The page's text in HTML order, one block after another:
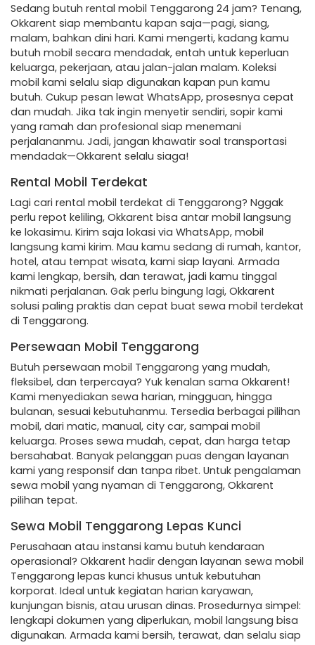
Sedang butuh rental mobil Tenggarong 24 jam? Tenang,
Okkarent siap membantu kapan saja—pagi, siang,
malam, bahkan dini hari. Kami mengerti, kadang kamu
butuh mobil secara mendadak, entah untuk keperluan
keluarga, pekerjaan, atau jalan-jalan malam. Koleksi
mobil kami selalu siap digunakan kapan pun kamu
butuh. Cukup pesan lewat WhatsApp, prosesnya cepat
dan mudah. Jika tak ingin menyetir sendiri, sopir kami
yang ramah dan profesional siap menemani
perjalananmu. Jadi, jangan khawatir soal transportasi
mendadak—Okkarent selalu siaga!
Rental Mobil Terdekat
Lagi cari rental mobil terdekat di Tenggarong? Nggak
perlu repot keliling, Okkarent bisa antar mobil langsung
ke lokasimu. Kirim saja lokasi via WhatsApp, mobil
langsung kami kirim. Mau kamu sedang di rumah, kantor,
hotel, atau tempat wisata, kami siap layani. Armada
kami lengkap, bersih, dan terawat, jadi kamu tinggal
nikmati perjalanan. Gak perlu bingung lagi, Okkarent
solusi paling praktis dan cepat buat sewa mobil terdekat
di Tenggarong.
Persewaan Mobil Tenggarong
Butuh persewaan mobil Tenggarong yang mudah,
fleksibel, dan terpercaya? Yuk kenalan sama Okkarent!
Kami menyediakan sewa harian, mingguan, hingga
bulanan, sesuai kebutuhanmu. Tersedia berbagai pilihan
mobil, dari matic, manual, city car, sampai mobil
keluarga. Proses sewa mudah, cepat, dan harga tetap
bersahabat. Banyak pelanggan puas dengan layanan
kami yang responsif dan tanpa ribet. Untuk pengalaman
sewa mobil yang nyaman di Tenggarong, Okkarent
pilihan tepat.
Sewa Mobil Tenggarong Lepas Kunci
Perusahaan atau instansi kamu butuh kendaraan
operasional? Okkarent hadir dengan layanan sewa mobil
Tenggarong lepas kunci khusus untuk kebutuhan
korporat. Ideal untuk kegiatan harian karyawan,
kunjungan bisnis, atau urusan dinas. Prosedurnya simpel:
lengkapi dokumen yang diperlukan, mobil langsung bisa
digunakan. Armada kami bersih, terawat, dan selalu siap